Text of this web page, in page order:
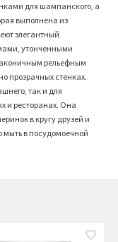
для шампанского, а
выполнена из
элегантный
утонченными
рельефным
прозрачных стенках.
так и для
и ресторанах. Она
в кругу друзей и
мыть в посудомоечной